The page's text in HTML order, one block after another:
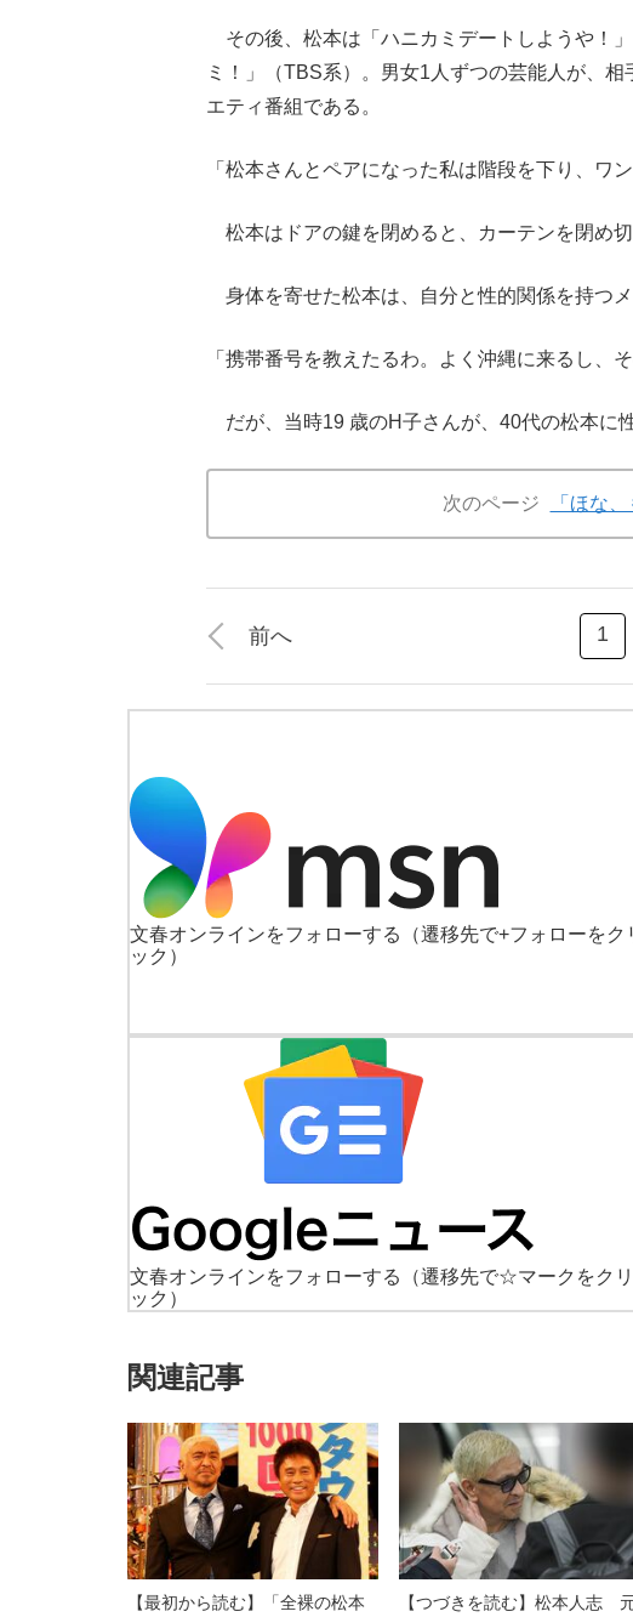
その後、松本は「ハニカミデートしようや！
ミ！」（TBS系）。男女1人ずつの芸能人が、
エティ番組である。
「松本さんとペアになった私は階段を下り、ワ
松本はドアの鍵を閉めると、カーテンを閉め切
身体を寄せた松本は、自分と性的関係を持つメ
「携帯番号を教えたるわ。よく沖縄に来るし、
だが、当時19 歳のH子さんが、40代の松本に
次のページ 「ほな
前へ 1
文春オンラインをフォローする
（遷移先で+フォローをク
ック）
文春オンラインをフォローする
（遷移先で☆マークをクリ
ック）
関連記事
【最初から読む】「全裸の松本
【つづきを読む】松本人志